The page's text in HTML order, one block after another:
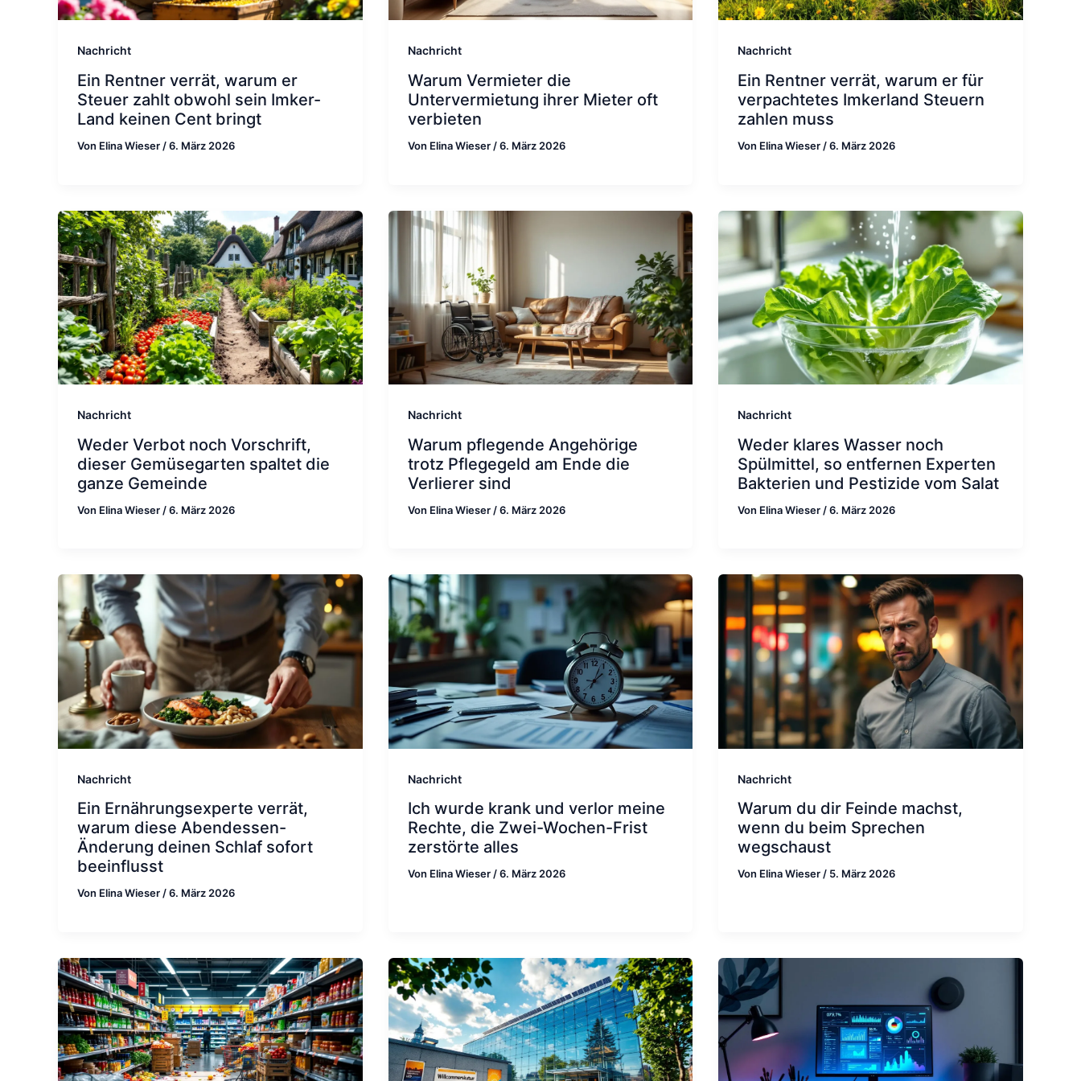
Nachricht
Ein Rentner verrät, warum er
Steuer zahlt obwohl sein Imker-
Land keinen Cent bringt
Von Elina Wieser /6. März 2026
Nachricht
Warum Vermieter die
Untervermietung ihrer Mieter oft
verbieten
Von Elina Wieser /6. März 2026
Nachricht
Ein Rentner verrät, warum er für
verpachtetes Imkerland Steuern
zahlen muss
Von Elina Wieser /6. März 2026
Nachricht
Weder Verbot noch Vorschrift,
dieser Gemüsegarten spaltet die
ganze Gemeinde
Von Elina Wieser /6. März 2026
Nachricht
Warum pflegende Angehörige
trotz Pflegegeld am Ende die
Verlierer sind
Von Elina Wieser /6. März 2026
Nachricht
Weder klares Wasser noch
Spülmittel, so entfernen Experten
Bakterien und Pestizide vom Salat
Von Elina Wieser /6. März 2026
Nachricht
Ein Ernährungsexperte verrät,
warum diese Abendessen-
Änderung deinen Schlaf sofort
beeinflusst
Von Elina Wieser/6. März 2026
Nachricht
Ich wurde krank und verlor meine
Rechte, die Zwei-Wochen-Frist
zerstörte alles
Von Elina Wieser/6. März 2026
Nachricht
Warum du dir Feinde machst,
wenn du beim Sprechen
wegschaust
Von Elina Wieser/ 5. März 2026